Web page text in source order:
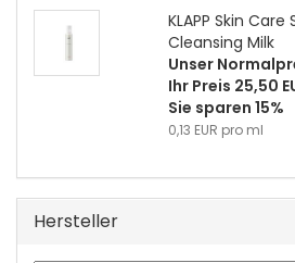
KLAPP Skin
Cleansing Milk
Unser
Ihr Preis 25,50
Sie sparen 15%
0,13 EUR pro ml
Hersteller